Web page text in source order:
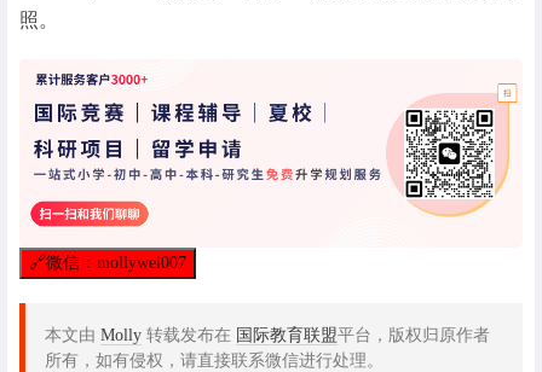
照。
🔗微信：mollywei007
本文由 Molly 转载发布在 国际教育联盟平台，版权归原作者
所有，如有侵权，请直接联系微信进行处理。